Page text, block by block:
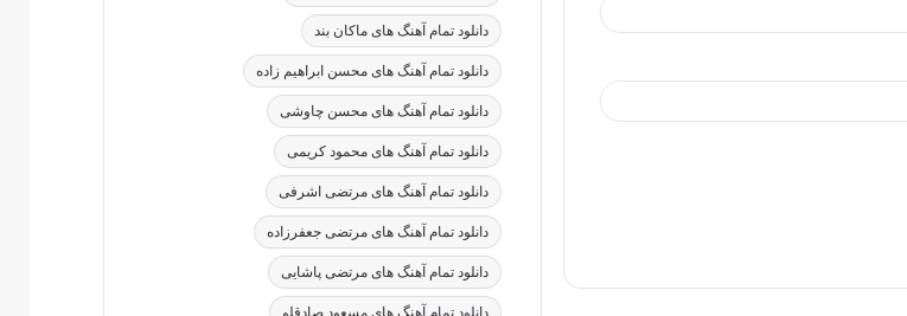
دانلود تمام آهنگ های ماکان بند
دانلود تمام آهنگ های محسن ابراهیم زاده
دانلود تمام آهنگ های محسن چاوشی
دانلود تمام آهنگ های محمود کریمی
دانلود تمام آهنگ های مرتضی اشرفی
دانلود تمام آهنگ های مرتضی جعفرزاده
دانلود تمام آهنگ های مرتضی پاشایی
دانلود تمام آهنگ های مسعود صادقلو